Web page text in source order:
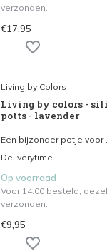
verzonden.
€17,95
Living by Colors
Living by colors -
potts - lavender
Een bijzonder potje voor
Deliverytime
Op voorraad
Voor 14.00 besteld,
verzonden.
€9,95